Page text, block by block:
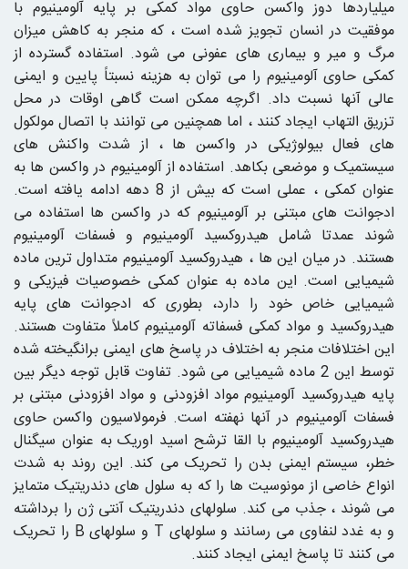
میلیاردها دوز واکسن حاوی مواد کمکی بر پایه آلومینیوم با
موفقیت در انسان تجویز شده است ، که منجر به کاهش میزان
مرگ و میر و بیماری های عفونی می شود. استفاده گسترده از
کمکی حاوی آلومینیوم را می توان به هزینه نسبتاً پایین و ایمنی
عالی آنها نسبت داد. اگرچه ممکن است گاهی اوقات در محل
تزریق التهاب ایجاد کنند ، اما همچنین می توانند با اتصال مولکول
های فعال بیولوژیکی در واکسن ها ، از شدت واکنش های
سیستمیک و موضعی بکاهد. استفاده از آلومینیوم در واکسن ها به
عنوان کمکی ، عملی است که بیش از 8 دهه ادامه یافته است.
ادجوانت های مبتنی بر آلومینیوم که در واکسن ها استفاده می
شوند عمدتا شامل هیدروکسید آلومینیوم و فسفات آلومینیوم
هستند. در میان این ها ، هیدروکسید آلومینیوم متداول ترین ماده
شیمیایی است. این ماده به عنوان کمکی خصوصیات فیزیکی و
شیمیایی خاص خود را دارد، بطوری که ادجوانت های پایه
هیدروکسید و مواد کمکی فسفاته آلومینیوم کاملاً متفاوت هستند.
این اختلافات منجر به اختلاف در پاسخ های ایمنی برانگیخته شده
توسط این 2 ماده شیمیایی می شود. تفاوت قابل توجه دیگر بین
پایه هیدروکسید آلومینیوم مواد افزودنی و مواد افزودنی مبتنی بر
فسفات آلومینیوم در آنها نهفته است. فرمولاسیون واکسن حاوی
هیدروکسید آلومینیوم با القا ترشح اسید اوریک به عنوان سیگنال
خطر، سیستم ایمنی بدن را تحریک می کند. این روند به شدت
انواع خاصی از مونوسیت ها را که به سلول های دندریتیک متمایز
می شوند ، جذب می کند. سلولهای دندریتیک آنتی ژن را برداشته
و به غدد لنفاوی می رسانند و سلولهای T و سلولهای B را تحریک
می کنند تا پاسخ ایمنی ایجاد کنند.